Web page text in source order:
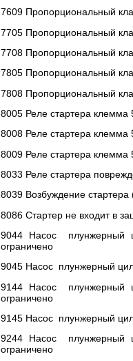
7609 Пропорциональный
7705 Пропорциональный
7708 Пропорциональный
7805 Пропорциональный
7808 Пропорциональный
8005 Реле стартера клемма
8008 Реле стартера клемма
8009 Реле стартера клемма
8033 Реле стартера
8039 Возбуждение
8086 Стартер не входит в
9044 Насос плунжерный
ограничено
9045 Насос плунжерный
9144 Насос плунжерный
ограничено
9145 Насос плунжерный
9244 Насос плунжерный
ограничено